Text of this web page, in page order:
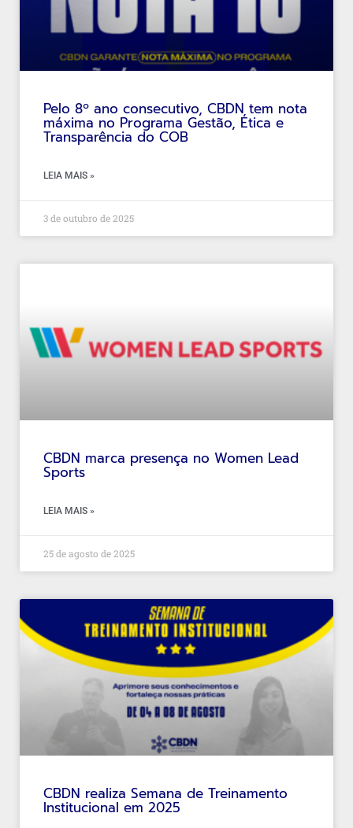
Pelo 8º ano consecutivo, CBDN tem nota
máxima no Programa Gestão, Ética e
Transparência do COB
LEIA MAIS »
3 de outubro de 2025
CBDN marca presença no Women Lead
Sports
LEIA MAIS »
25 de agosto de 2025
CBDN realiza Semana de Treinamento
Institucional em 2025